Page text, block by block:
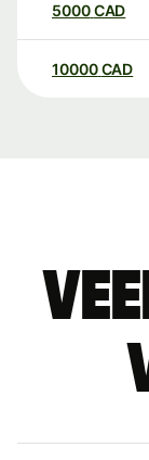
5000CAD
10000 CAD